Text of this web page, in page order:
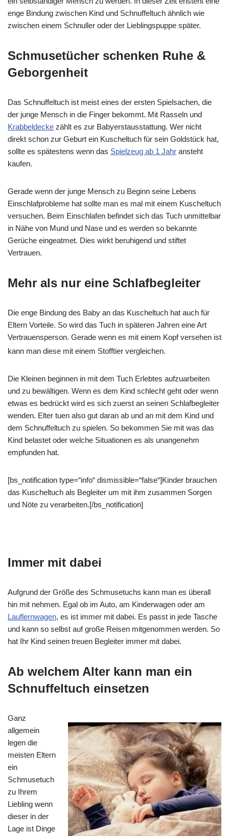
enge Bindung zwischen Kind und Schnuffeltuch ähnlich wie
zwischen einem Schnuller oder der Lieblingspuppe später.
Schmusetücher schenken Ruhe &
Geborgenheit
Das Schnuffeltuch ist meist eines der ersten Spielsachen, die
der junge Mensch in die Finger bekommt. Mit Rasseln und
Krabbeldecke zählt es zur Babyerstausstattung. Wer nicht
direkt schon zur Geburt ein Kuscheltuch für sein Goldstück hat,
sollte es spätestens wenn das Spielzeug ab 1 Jahr ansteht
kaufen.
Gerade wenn der junge Mensch zu Beginn seine Lebens
Einschlafprobleme hat sollte man es mal mit einem Kuscheltuch
versuchen. Beim Einschlafen befindet sich das Tuch unmittelbar
in Nähe von Mund und Nase und es werden so bekannte
Gerüche eingeatmet. Dies wirkt beruhigend und stiftet
Vertrauen.
Mehr als nur eine Schlafbegleiter
Die enge Bindung des Baby an das Kuscheltuch hat auch für
Eltern Vorteile. So wird das Tuch in späteren Jahren eine Art
Vertrauensperson. Gerade wenn es mit einem Kopf versehen ist
kann man diese mit einem Stofftier vergleichen.
Die Kleinen beginnen in mit dem Tuch Erlebtes aufzuarbeiten
und zu bewältigen. Wenn es dem Kind schlecht geht oder wenn
etwas es bedrückt wird es sich zuerst an seinen Schlafbegleiter
wenden. Elter tuen also gut daran ab und an mit dem Kind und
dem Schnuffeltuch zu spielen. So bekommen Sie mit was das
Kind belastet oder welche Situationen es als unangenehm
empfunden hat.
[bs_notification type=“info“ dismissible=“false“]Kinder brauchen
das Kuscheltuch als Begleiter um mit ihm zusammen Sorgen
und Nöte zu verarbeiten.[/bs_notification]
Immer mit dabei
Aufgrund der Größe des Schmusetuchs kann man es überall
hin mit nehmen. Egal ob im Auto, am Kinderwagen oder am
Lauflernwagen, es ist immer mit dabei. Es passt in jede Tasche
und kann so selbst auf große Reisen mitgenommen werden. So
hat Ihr Kind seinen treuen Begleiter immer mit dabei.
Ab welchem Alter kann man ein
Schnuffeltuch einsetzen
Ganz
allgemein
legen die
meisten Eltern
ein
Schmusetuch
zu Ihrem
Liebling wenn
dieser in der
Lage ist Dinge